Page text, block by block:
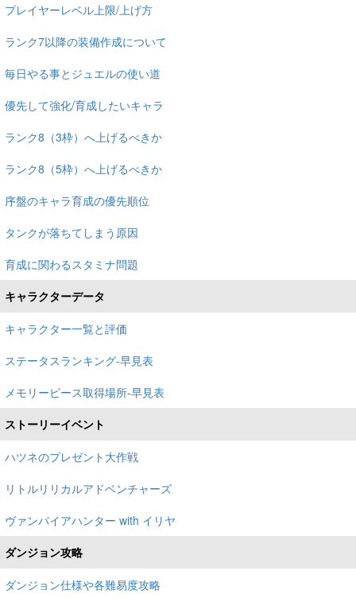
プレイヤーレベル上限/上げ方
ランク7以降の装備作成について
毎日やる事とジュエルの使い道
優先して強化/育成したいキャラ
ランク8（3枠）へ上げるべきか
ランク8（5枠）へ上げるべきか
序盤のキャラ育成の優先順位
タンクが落ちてしまう原因
育成に関わるスタミナ問題
キャラクターデータ
キャラクター一覧と評価
ステータスランキング-早見表
メモリーピース取得場所-早見表
ストーリーイベント
ハツネのプレゼント大作戦
リトルリリカルアドベンチャーズ
ヴァンパイアハンター with イリヤ
ダンジョン攻略
ダンジョン仕様や各難易度攻略